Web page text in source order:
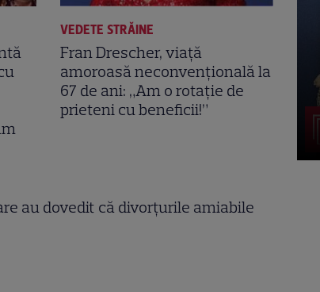
VEDETE STRĂINE
Fran Drescher, viață
amoroasă neconvențională la
67 de ani: „Am o rotație de
prieteni cu beneficii!”
au dovedit că divorțurile amiabile